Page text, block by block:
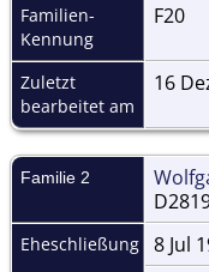
Familien-
Kennung
F20
Zuletzt
bearbeitet am
16
Familie 2
Eheschließung 8 Jul